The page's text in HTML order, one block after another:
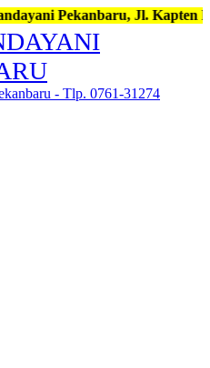
Pekanbaru, Jl. Kapten
- Tlp. 0761-31274